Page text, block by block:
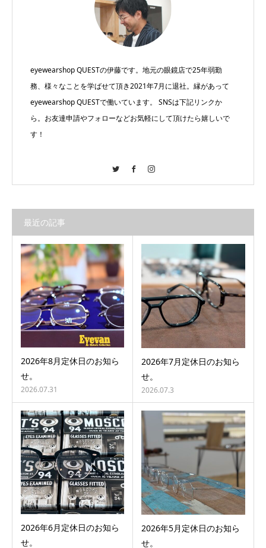
eyewearshop QUESTの伊藤です。地元の眼鏡店で25年弱勤
務、様々なことを学ばせて頂き2021年7月に退社。縁があって
eyewearshop QUESTで働いています。 SNSは下記リンクか
ら。お友達申請やフォローなどお気軽にして頂けたら嬉しいで
す！
最近の記事
2026年8月定休日のお知ら
せ。
2026.07.31
2026年7月定休日のお知ら
せ。
2026.07.3
2026年6月定休日のお知ら
せ。
2026年5月定休日のお知ら
せ。